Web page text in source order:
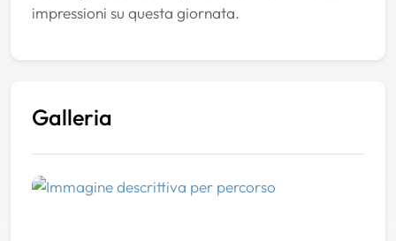
impressioni su questa giornata.
Galleria